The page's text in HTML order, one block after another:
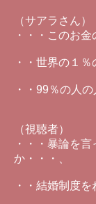
（サアラさん）
・・・このお金
・・世界の１％
・・99％の人
（視聴者）
・・・暴論を
か・・・、
・・結婚制度を